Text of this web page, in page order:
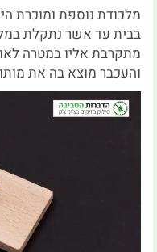
מלכודת נוספת ומוכרת
בבית עד אשר נתקלת
מתקרבת אליו במטרה
והעכבר מוצא בה את